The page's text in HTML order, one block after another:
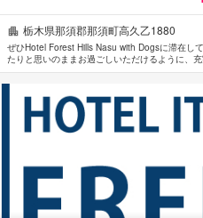
栃木県那須郡那須町高久乙1880
ぜひHotel Forest Hills Nasu with Dogsに滞在し
たりと思いのままお過ごしいただけるように、
ます。 ご滞在中は全室Wi-Fi無料, ペット同伴可
ームタイプにより無料Wi-Fi , 禁煙/喫煙ポリシー
しています。 ご滞在をより楽しくお過ごしい
ンサービスを完備しています。 那須塩原市内
ーなスタッフ、そしてバラエティあふれる設備
with Dogsは、多くの人に選ばれています。